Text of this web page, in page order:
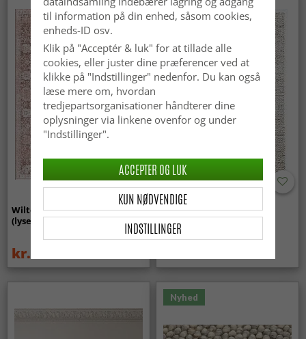
Wilton-tæppe - Gombalia
(lyserød)
kr.329
Uldtæppe - Avafors Wool
Bubble (natural)
Nyhed
til information på din enhed, såsom cookies,
enheds-ID osv.
Klik på "Acceptér & luk" for at tillade alle
cookies, eller juster dine præferencer ved at
klikke på "Indstillinger" nedenfor. Du kan også
læse mere om, hvordan
tredjepartsorganisationer håndterer dine
oplysninger via linkene ovenfor og under
"Indstillinger".
INDSTILLINGER
KUN NØDVENDIGE
ACCEPTER OG LUK